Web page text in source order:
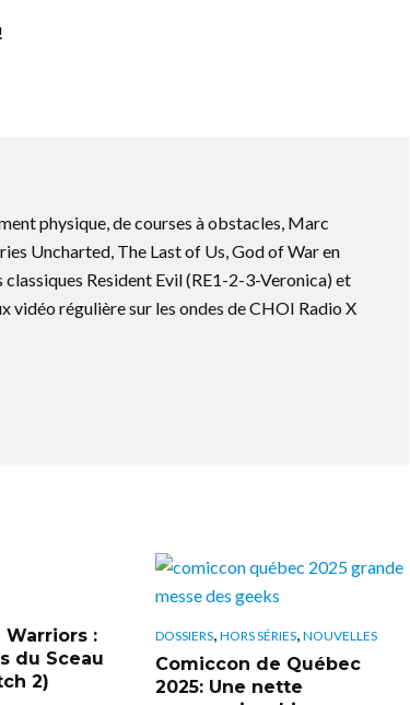
physique, de courses à obstacles, Marc
Uncharted, The Last of Us, God of War en
classiques Resident Evil (RE1-2-3-Veronica) et
vidéo régulière sur les ondes de CHOI Radio X
Warriors :
du Sceau
2)
DOSSIERS, HORS SÉRIES, NOUVELLES
Comiccon de Québec
2025: Une nette